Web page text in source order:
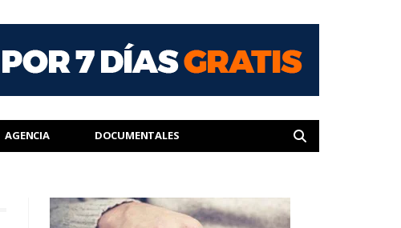
AGENCIA DOCUMENTALES